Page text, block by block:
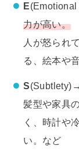
E
力が高い。
人が怒られ
る、絵本や
S
髪型や家具
く、時計や
い。など